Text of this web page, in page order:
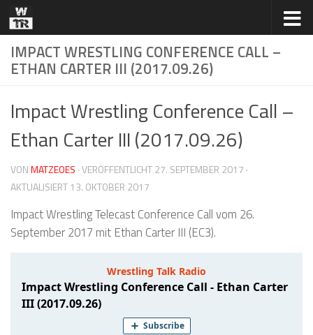
Zum Inhalt springen
IMPACT WRESTLING CONFERENCE CALL –
ETHAN CARTER III (2017.09.26)
Impact Wrestling Conference Call –
Ethan Carter III (2017.09.26)
VONMATZEOES · VERÖFFENTLICHT27. SEPTEMBER 2017 ·
AKTUALISIERT13. OKTOBER 2017
Impact Wrestling Telecast Conference Call vom 26.
September 2017 mit Ethan Carter III (EC3).